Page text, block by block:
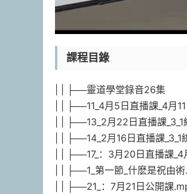
課程目錄
| | ├──靈道學堂錄音26集
| | ├──11_4月5日直播課_4月
| | ├──13_2月22日直播課
| | ├──14_2月16日直播課
| | ├──17_：3月20日直播課
| | ├──1_第一節_什麽是祝由
| | ├──21_：7月21日公開課